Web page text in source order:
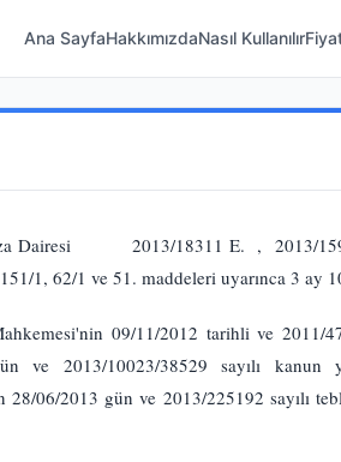
Ana SayfaHakkımızdaNasıl Kullanılır
Dairesi 2013/18311 E. , 2013/15987
1, 62/1 ve 51. maddeleri uyarınca 3 ay
09/11/2012 tarihli ve 2011/
ve 2013/10023/38529 sayılı kanun
28/06/2013 gün ve 2013/225192 sayılı